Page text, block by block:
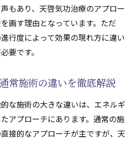
もあり、天啓気功治療のアプロー
画す理由となっています。ただ
行度によって効果の現れ方に違い
要です。
常施術の違いを徹底解説
な施術の大きな違いは、エネルギ
アプローチにあります。通常の施
接的なアプローチが主ですが、天